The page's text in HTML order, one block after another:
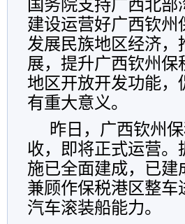
国务院支持广西北
建设运营好广西钦
发展民族地区经济
展，提升广西钦州
地区开放开发功能
有重大意义。
昨日，广西钦州
收，即将正式运营
施已全面建成，已建
兼顾作保税港区整
汽车滚装船能力。